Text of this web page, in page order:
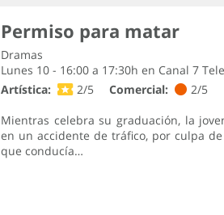
Permiso para matar
Dramas
Lunes 10 - 16:00 a 17:30h en Canal 7
Artística:
2/5 Comercial:
2/5
Mientras celebra su graduación, la
en un accidente de tráfico, por culpa
que conducía…